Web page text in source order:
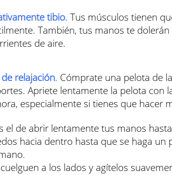
tibio. Tus músculos tienen
También, tus manos te
de aire.
relajación. Cómprate una pelota de
Apriete lentamente la pelota con
especialmente si tienes que hacer
el de abrir lentamente tus manos
hacia dentro hasta que se haga
a los lados y agítelos